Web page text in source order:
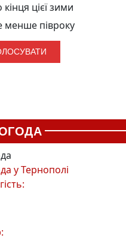
кінця цієї зими
менше півроку
уТернополі